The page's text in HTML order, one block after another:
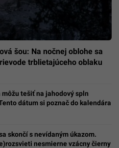
šou: Na nočnej oblohe sa
trblietajúceho oblaku
môžu tešiť na jahodový spln
dátum si poznač do kalendára
skončí s nevídaným úkazom.
nesmierne vzácny čierny